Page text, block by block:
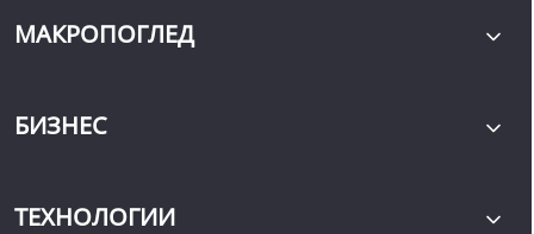
МАКРОПОГЛЕД
БИЗНЕС
ТЕХНОЛОГИИ